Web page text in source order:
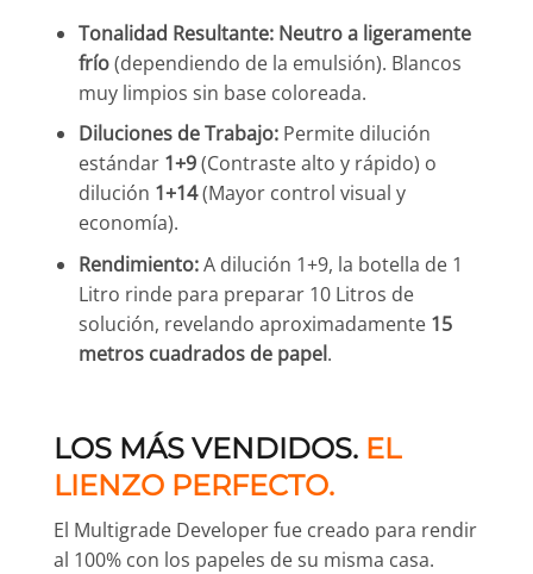
Tonalidad Resultante: Neutro a ligeramente
frío(dependiendo de la emulsión). Blancos
muy limpios sin base coloreada.
Diluciones de Trabajo:Permite dilución
estándar 1+9(Contraste alto y rápido) o
dilución 1+14(Mayor control visual y
economía).
Rendimiento:A dilución 1+9, la botella de 1
Litro rinde para preparar 10 Litros de
solución, revelando aproximadamente 15
metros cuadrados de papel.
LOS MÁS VENDIDOS. EL
LIENZO PERFECTO.
El Multigrade Developer fue creado para rendir
al 100% con los papeles de su misma casa.